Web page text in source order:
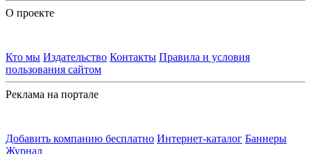
О проекте
Кто мы Издательство Контакты Правила и условия
пользования сайтом
Реклама на портале
Добавить компанию бесплатно Интернет-каталог Баннеры
Журнал